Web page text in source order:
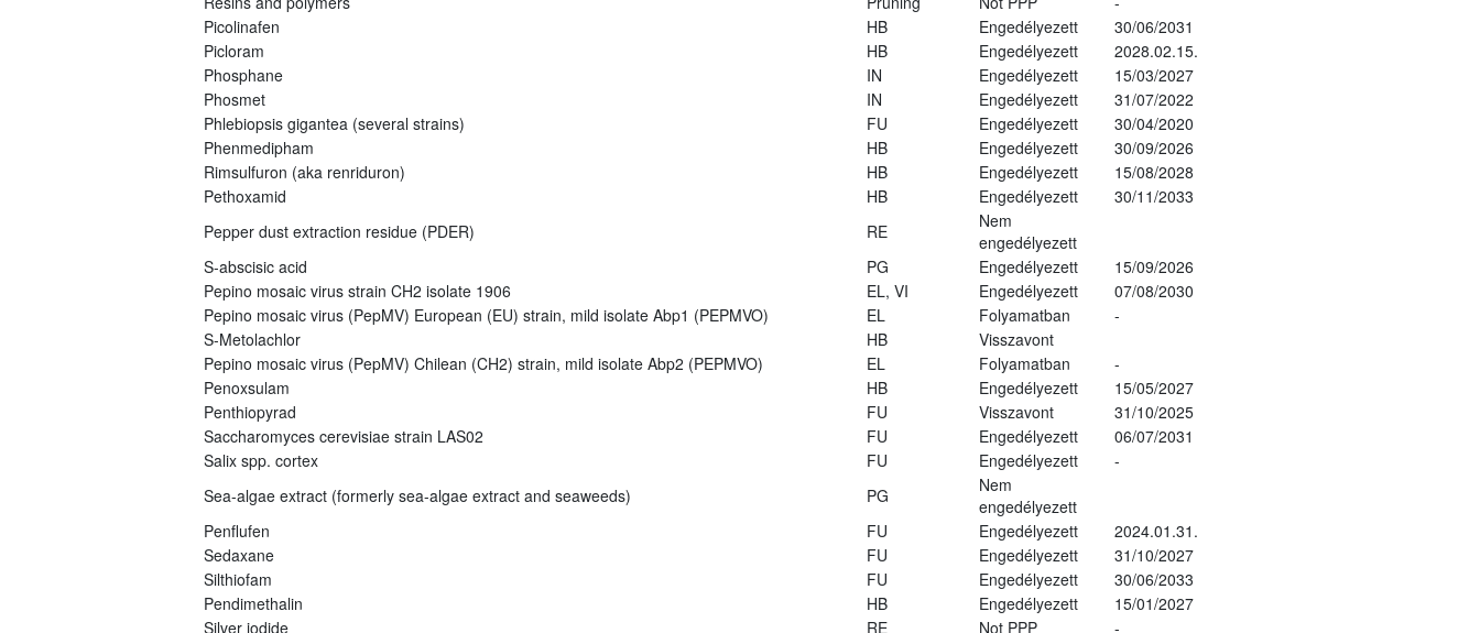
Picolinafen
HB Engedélyezett
30/06/2031
Picloram
HB Engedélyezett
2028.02.15.
Phosphane
IN Engedélyezett
15/03/2027
Phosmet
IN Engedélyezett
31/07/2022
Phlebiopsis gigantea (several strains)
FU Engedélyezett
30/04/2020
Phenmedipham
HB Engedélyezett
30/09/2026
Rimsulfuron (aka renriduron)
HB Engedélyezett
15/08/2028
Pethoxamid
HB Engedélyezett
30/11/2033
Pepper dust extraction residue (PDER)
RE
Nem
engedélyezett
S-abscisic acid
PG Engedélyezett
15/09/2026
Pepino mosaic virus strain CH2 isolate 1906
EL, VI Engedélyezett
07/08/2030
Pepino mosaic virus (PepMV) European (EU) strain, mild isolate Abp1 (PEPMVO)
EL Folyamatban
-
S-Metolachlor
HB
Visszavont
Pepino mosaic virus (PepMV) Chilean (CH2) strain, mild isolate Abp2 (PEPMVO)
EL Folyamatban
-
Penoxsulam
HB Engedélyezett
15/05/2027
Penthiopyrad
FU Visszavont
31/10/2025
Saccharomyces cerevisiae strain LAS02
FU Engedélyezett
06/07/2031
Salix spp. cortex
FU Engedélyezett
-
Sea-algae extract (formerly sea-algae extract and seaweeds)
PG
Nem
engedélyezett
Penflufen
FU Engedélyezett
2024.01.31.
Sedaxane
FU Engedélyezett
31/10/2027
Silthiofam
FU Engedélyezett
30/06/2033
Pendimethalin
HB Engedélyezett
15/01/2027
Silver iodide
RE Not PPP -